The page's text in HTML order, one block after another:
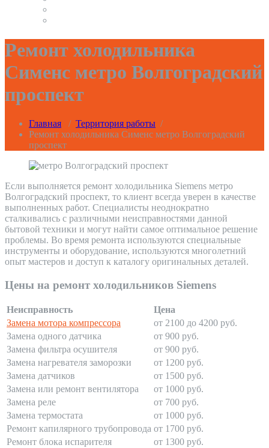
Ремонт холодильника
Сименс метро Волгоградский
проспект
Главная / Территория работы /
Ремонт холодильника Сименс метро Волгоградский
проспект
Если выполняется ремонт холодильника Siemens метро
Волгоградский проспект, то клиент всегда уверен в качестве
выполненных работ. Специалисты неоднократно
сталкивались с различными неисправностями данной
бытовой техники и могут найти самое оптимальное решение
проблемы. Во время ремонта используются специальные
инструменты и оборудование, используются многолетний
опыт мастеров и доступ к каталогу оригинальных деталей.
Цены на ремонт холодильников Siemens
Неисправность
Цена
Замена мотора компрессора
от 2100 до 4200 руб.
Замена одного датчика
от 900 руб.
Замена фильтра осушителя
от 900 руб.
Замена нагревателя заморозки
от 1200 руб.
Замена датчиков
от 1500 руб.
Замена или ремонт вентилятора
от 1000 руб.
Замена реле
от 700 руб.
Замена термостата
от 1000 руб.
Ремонт капилярного трубопровода от 1700 руб.
Ремонт блока испарителя
от 1300 руб.